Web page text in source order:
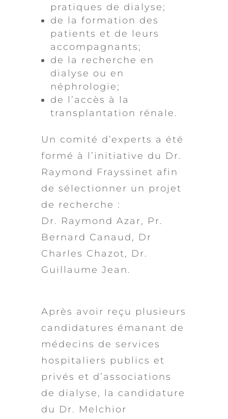
pratiques de dialyse;
de la formation des
patients et de leurs
accompagnants;
de la recherche en
dialyse ou en
néphrologie;
de l’accès à la
transplantation rénale.
Un comité d’experts a été
formé à l’initiative du Dr.
Raymond Frayssinet afin
de sélectionner un projet
de recherche :
Dr. Raymond Azar, Pr.
Bernard Canaud, Dr
Charles Chazot, Dr.
Guillaume Jean.
Après avoir reçu plusieurs
candidatures émanant de
médecins de services
hospitaliers publics et
privés et d’associations
de dialyse, la candidature
du Dr. Melchior